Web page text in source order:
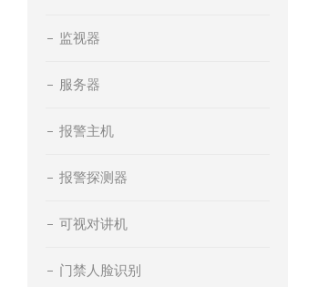
监视器
服务器
报警主机
报警探测器
可视对讲机
门禁人脸识别